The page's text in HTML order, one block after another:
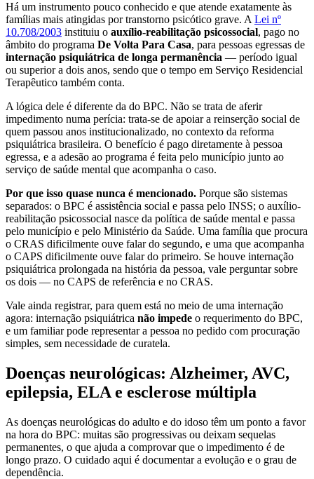
Há um instrumento pouco conhecido e que atende exatamente às
famílias mais atingidas por transtorno psicótico grave. A Lei nº
10.708/2003 instituiu o auxílio-reabilitação psicossocial, pago no
âmbito do programa De Volta Para Casa, para pessoas egressas de
internação psiquiátrica de longa permanência — período igual
ou superior a dois anos, sendo que o tempo em Serviço Residencial
Terapêutico também conta.
A lógica dele é diferente da do BPC. Não se trata de aferir
impedimento numa perícia: trata-se de apoiar a reinserção social de
quem passou anos institucionalizado, no contexto da reforma
psiquiátrica brasileira. O benefício é pago diretamente à pessoa
egressa, e a adesão ao programa é feita pelo município junto ao
serviço de saúde mental que acompanha o caso.
Por que isso quase nunca é mencionado. Porque são sistemas
separados: o BPC é assistência social e passa pelo INSS; o auxílio-
reabilitação psicossocial nasce da política de saúde mental e passa
pelo município e pelo Ministério da Saúde. Uma família que procura
o CRAS dificilmente ouve falar do segundo, e uma que acompanha
o CAPS dificilmente ouve falar do primeiro. Se houve internação
psiquiátrica prolongada na história da pessoa, vale perguntar sobre
os dois — no CAPS de referência e no CRAS.
Vale ainda registrar, para quem está no meio de uma internação
agora: internação psiquiátrica não impede o requerimento do BPC,
e um familiar pode representar a pessoa no pedido com procuração
simples, sem necessidade de curatela.
Doenças neurológicas: Alzheimer, AVC,
epilepsia, ELA e esclerose múltipla
As doenças neurológicas do adulto e do idoso têm um ponto a favor
na hora do BPC: muitas são progressivas ou deixam sequelas
permanentes, o que ajuda a comprovar que o impedimento é de
longo prazo. O cuidado aqui é documentar a evolução e o grau de
dependência.